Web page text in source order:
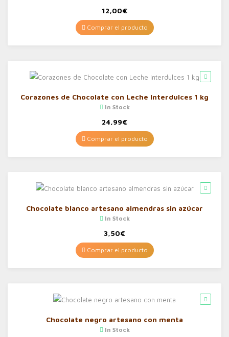
12,00€
Comprar el producto
Corazones de Chocolate con Leche Interdulces 1 kg
In Stock
24,99€
Comprar el producto
Chocolate blanco artesano almendras sin azúcar
In Stock
3,50€
Comprar el producto
Chocolate negro artesano con menta
In Stock